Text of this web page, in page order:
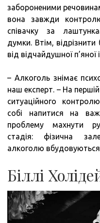
забороненими
вона завжди
співачку за
думки. Втім,
від відчайдушної п’яної
– Алкоголь знімає
наш експерт. – На
ситуаційного
собі напитися на
проблему махнути
стадія: фізична
алкоголю вбудовуються
Біллі